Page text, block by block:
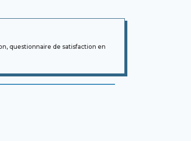
questionnaire de satisfaction en